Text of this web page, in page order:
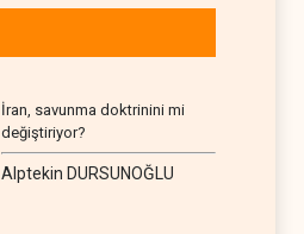
İran, savunma doktrinini mi
değiştiriyor?
Alptekin DURSUNOĞLU